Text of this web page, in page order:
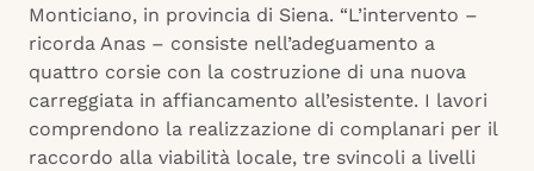
Monticiano, in provincia di Siena. “L’intervento –
ricorda Anas – consiste nell’adeguamento a
quattro corsie con la costruzione di una nuova
carreggiata in affiancamento all’esistente. I lavori
comprendono la realizzazione di complanari per il
raccordo alla viabilità locale, tre svincoli a livelli